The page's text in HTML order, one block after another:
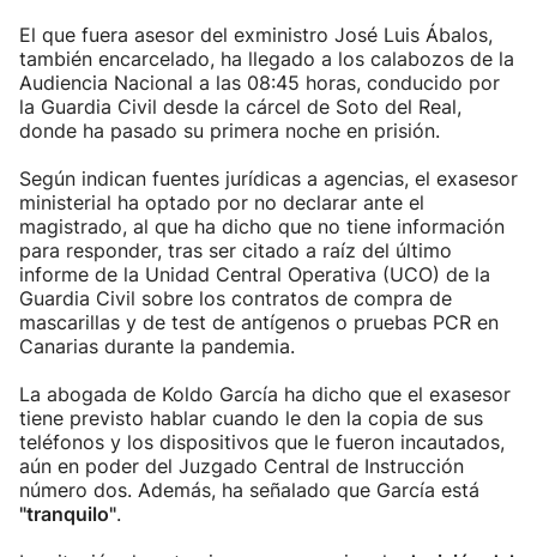
El que fuera asesor del exministro José Luis Ábalos,
también encarcelado, ha llegado a los calabozos de la
Audiencia Nacional a las 08:45 horas, conducido por
la Guardia Civil desde la cárcel de Soto del Real,
donde ha pasado su primera noche en prisión.
Según indican fuentes jurídicas a agencias, el exasesor
ministerial ha optado por no declarar ante el
magistrado, al que ha dicho que no tiene información
para responder, tras ser citado a raíz del último
informe de la Unidad Central Operativa (UCO) de la
Guardia Civil sobre los contratos de compra de
mascarillas y de test de antígenos o pruebas PCR en
Canarias durante la pandemia.
La abogada de Koldo García ha dicho que el exasesor
tiene previsto hablar cuando le den la copia de sus
teléfonos y los dispositivos que le fueron incautados,
aún en poder del Juzgado Central de Instrucción
número dos. Además, ha señalado que García está
"tranquilo".